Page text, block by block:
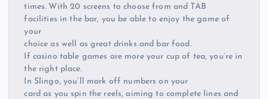
times. With 20 screens to choose from and TAB
facilities in the bar, you be able to enjoy the game of
your
choice as well as great drinks and bar food.
If casino table games are more your cup of tea, you’re in
the right place.
In Slingo, you’ll mark off numbers on your
card as you spin the reels, aiming to complete lines and